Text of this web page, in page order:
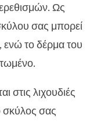
Ως
σας μπορεί
ενώ το δέρμα του
στις λιχουδιές
σκύλος σας